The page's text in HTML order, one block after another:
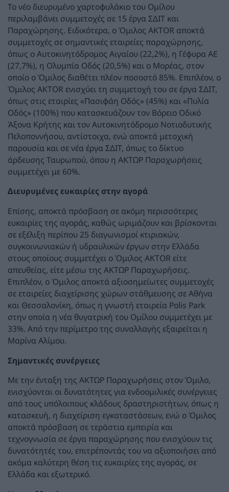
Το νέο διευρυμένο χαρτοφυλάκιο του Ομίλου
περιλαμβάνει συμμετοχές σε 15 έργα ΣΔΙΤ και
Παραχώρησης. Ειδικότερα, ο Όμιλος AKTOR αποκτά
συμμετοχές σε σημαντικές εταιρείες παραχώρησης,
όπως ο Αυτοκινητόδρομος Αιγαίου (22,2%), η Γέφυρα ΑΕ
(27,7%), η Ολυμπία Οδός (20,5%) και ο Μορέας, στον
οποίο ο Όμιλος διαθέτει πλέον ποσοστό 85%. Επιπλέον, ο
Όμιλος AKTOR ενισχύει τη συμμετοχή του σε έργα ΣΔΙΤ,
όπως στις εταιρίες «Πασιφάη Οδός» (45%) και «Πυλία
Οδός» (100%) που κατασκευάζουν τον Βόρειο Οδικό
Άξονα Κρήτης και τον Αυτοκινητόδρομο Νοτιοδυτικής
Πελοποννήσου, αντίστοιχα, ενώ αποκτά μετοχική
παρουσία και σε νέα έργα ΣΔΙΤ, όπως το δίκτυο
άρδευσης Ταυρωπού, όπου η ΑΚΤΩΡ Παραχωρήσεις
συμμετέχει με 60%.
Διευρυμένες ευκαιρίες στην αγορά
Επίσης, αποκτά πρόσβαση σε ακόμη περισσότερες
ευκαιρίες της αγοράς, καθώς ωριμάζουν και βρίσκονται
σε εξέλιξη περίπου 25 διαγωνισμοί κτιριακών,
συγκοινωνιακών ή υδραυλικών έργων στην Ελλάδα
στους οποίους συμμετέχει ο Όμιλος AKTOR είτε
απευθείας, είτε μέσω της ΑΚΤΩΡ Παραχωρήσεις.
Επιπλέον, ο Όμιλος αποκτά αξιοσημείωτες συμμετοχές
σε εταιρείες διαχείρισης χώρων στάθμευσης σε Αθήνα
και Θεσσαλονίκη, όπως η γνωστή εταιρεία Polis Park
στην οποία η νέα θυγατρική του Ομίλου συμμετέχει με
33%. Από την περίμετρο της συναλλαγής εξαιρείται η
Μαρίνα Αλίμου.
Σημαντικές συνέργειες
Με την ένταξη της ΑΚΤΩΡ Παραχωρήσεις στον Όμιλο,
ενισχύονται οι δυνατότητες για ενδοομιλικές συνέργειες
από τους υπόλοιπους κλάδους δραστηριοτήτων, όπως η
κατασκευή, η διαχείριση εγκαταστάσεων, ενώ ο Όμιλος
αποκτά πρόσβαση σε τεράστια εμπειρία και
τεχνογνωσία σε έργα παραχώρησης που ενισχύουν τις
δυνατότητές του, επιτρέποντάς του να αξιοποιήσει από
ακόμα καλύτερη θέση τις ευκαιρίες της αγοράς, σε
Ελλάδα και εξωτερικό.